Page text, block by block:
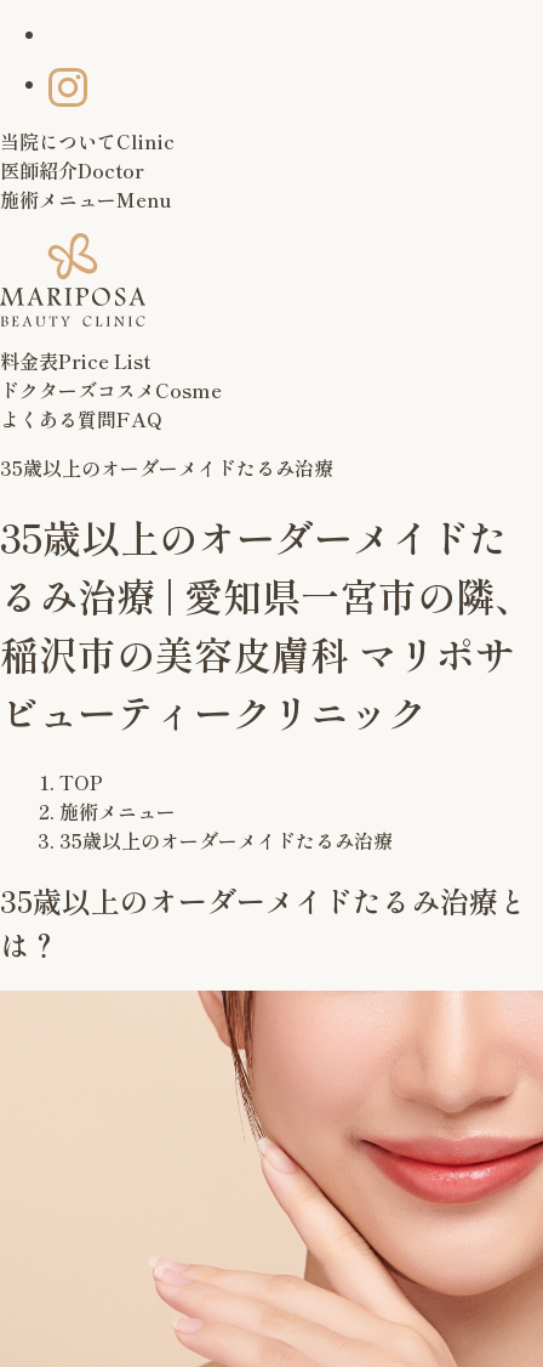
当院についてClinic
医師紹介Doctor
施術メニューMenu
料金表Price List
ドクターズコスメ Cosme
よくある質問FAQ
35歳以上のオーダーメイドたるみ治療
35歳以上のオーダーメイドた
るみ治療 | 愛知県一宮市の隣、
稲沢市の美容皮膚科 マリポサ
ビューティークリニック
TOP
施術メニュー
35歳以上のオーダーメイドたるみ治療
35歳以上のオーダーメイドたるみ治療と
は？